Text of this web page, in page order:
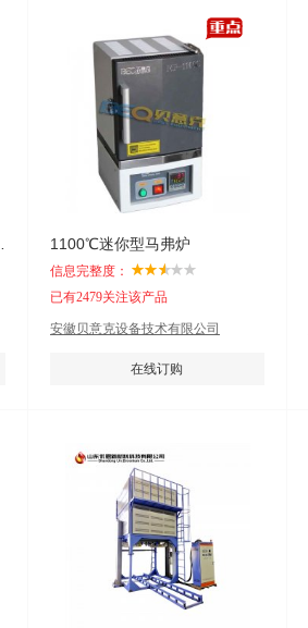
1100℃迷你型马弗炉
信息完整度：
已有2479关注该产品
安徽贝意克设备技术有限公司
在线订购